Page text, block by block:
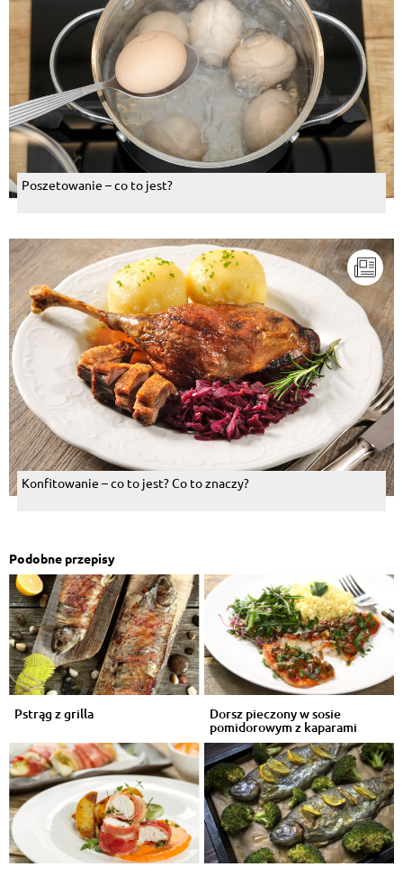
Poszetowanie – co to jest?
Konfitowanie – co to jest? Co to znaczy?
Podobne przepisy
Pstrąg z grilla Dorsz pieczony w sosie
pomidorowym z kaparami